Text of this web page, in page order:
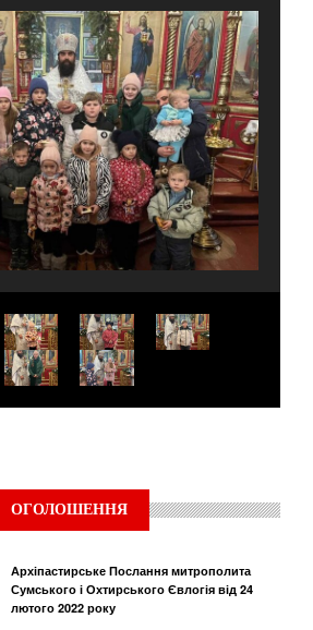
ОГОЛОШЕННЯ
Архіпастирське Послання митрополита
Сумського і Охтирського Євлогія від 24
лютого 2022 року